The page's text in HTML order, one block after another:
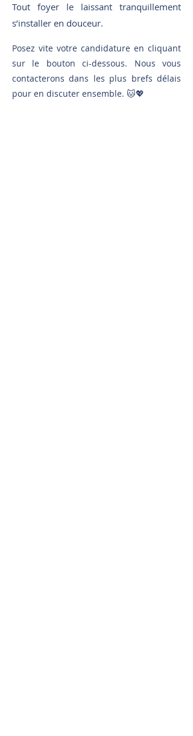
Tout foyer le laissant tranquillement
s’installer en douceur.
Posez vite votre candidature en cliquant
sur le bouton ci-dessous. Nous vous
contacterons dans les plus brefs délais
pour en discuter ensemble. 🐱💖